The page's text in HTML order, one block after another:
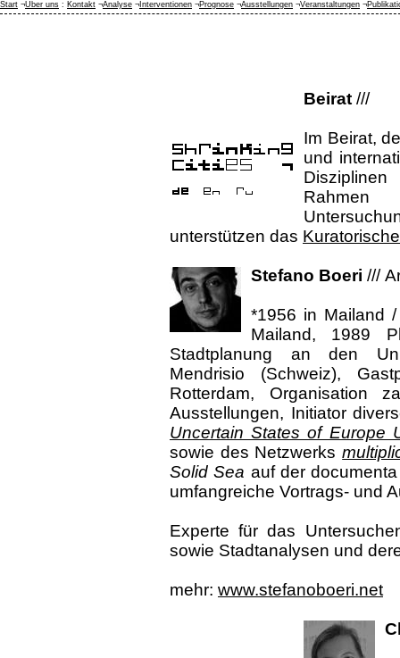
Beirat ///
Im Beirat,
und
unterstützen das
Stefano Boeri ///
*1956 in Mailand
Mailand, 1989
Stadtplanung an den
Mendrisio (Schweiz),
Rotterdam, Organisation
Ausstellungen, Initiator
Uncertain States of Europe
sowie des Netzwerks
Solid Sea auf der
umfangreiche Vortrags- und
Experte für das
sowie Stadtanalysen und
mehr: www.stefanoboeri.net
Start ¬Über uns : Kontakt ¬Analyse ¬ Interventionen ¬Prognose ¬Ausstellungen ¬Veranstaltungen ¬